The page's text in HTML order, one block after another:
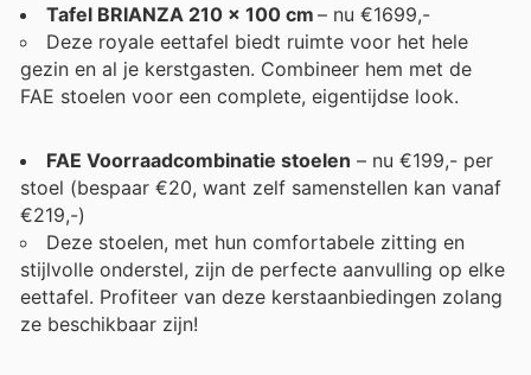
Tafel BRIANZA 210 x 100 cm– nu €1699,-
Deze royale eettafel biedt ruimte voor het hele
gezin en al je kerstgasten. Combineer hem met de
FAE stoelen voor een complete, eigentijdse look.
FAE Voorraadcombinatie stoelen – nu €199,- per
stoel (bespaar €20, want zelf samenstellen kan vanaf
€219,-)
Deze stoelen, met hun comfortabele zitting en
stijlvolle onderstel, zijn de perfecte aanvulling op elke
eettafel. Profiteer van deze kerstaanbiedingen zolang
ze beschikbaar zijn!